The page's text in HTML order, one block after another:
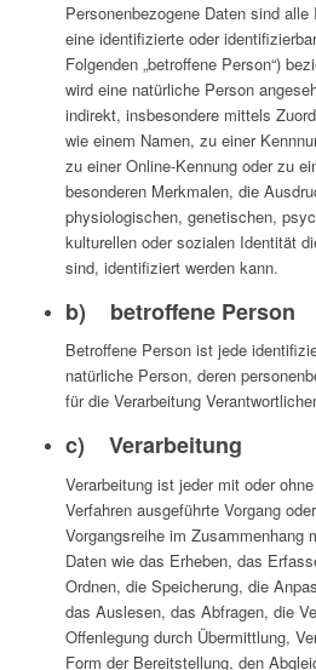
Personenbezogene Daten sind
eine identifizierte oder
Folgenden „betroffene Person“)
wird eine natürliche Person
indirekt, insbesondere mittels
wie einem Namen, zu einer
zu einer Online-Kennung oder zu
besonderen Merkmalen, die
physiologischen, genetischen,
kulturellen oder sozialen Identität
sind, identifiziert werden kann.
b) betroffene Person
Betroffene Person ist jede
natürliche Person, deren
für die Verarbeitung
c) Verarbeitung
Verarbeitung ist jeder mit oder
Verfahren ausgeführte Vorgang
Vorgangsreihe im Zusammenhang
Daten wie das Erheben, das
Ordnen, die Speicherung, die
das Auslesen, das Abfragen, die
Offenlegung durch Übermittlung,
Form der Bereitstellung, den